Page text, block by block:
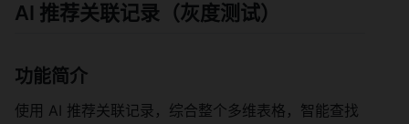
AI 推荐关联记录（灰度测试）
功能简介
使用 AI 推荐关联记录，综合整个多维表格，智能查找